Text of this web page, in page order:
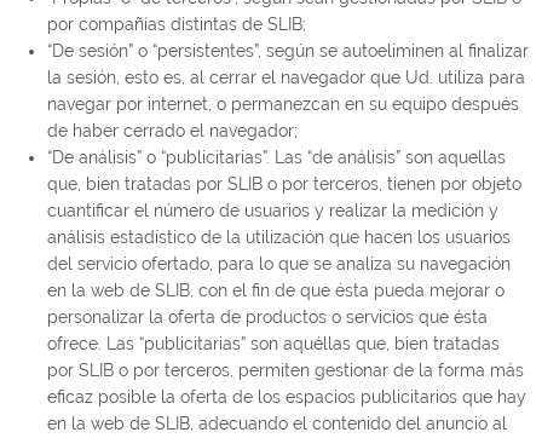
por compañías distintas de SLIB;
“De sesión” o “persistentes”, según se autoeliminen al finalizar
la sesión, esto es, al cerrar el navegador que Ud. utiliza para
navegar por internet, o permanezcan en su equipo después
de haber cerrado el navegador;
“De análisis” o “publicitarias”. Las “de análisis” son aquellas
que, bien tratadas por SLIB o por terceros, tienen por objeto
cuantificar el número de usuarios y realizar la medición y
análisis estadístico de la utilización que hacen los usuarios
del servicio ofertado, para lo que se analiza su navegación
en la web de SLIB, con el fin de que ésta pueda mejorar o
personalizar la oferta de productos o servicios que ésta
ofrece. Las “publicitarias” son aquéllas que, bien tratadas
por SLIB o por terceros, permiten gestionar de la forma más
eficaz posible la oferta de los espacios publicitarios que hay
en la web de SLIB, adecuando el contenido del anuncio al